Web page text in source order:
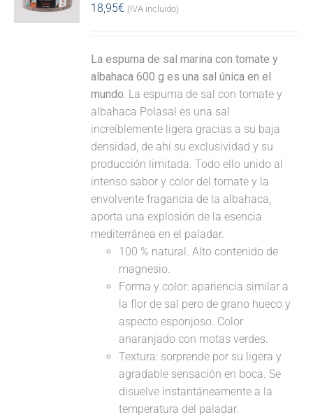
18,95€ (IVA incluido)
La espuma de sal marina con tomate y
albahaca 600 g es una sal única en el
mundo. La espuma de sal con tomate y
albahaca Polasal es una sal
increíblemente ligera gracias a su baja
densidad, de ahí su exclusividad y su
producción limitada. Todo ello unido al
intenso sabor y color del tomate y la
envolvente fragancia de la albahaca,
aporta una explosión de la esencia
mediterránea en el paladar.
100 % natural. Alto contenido de
magnesio.
Forma y color: apariencia similar a
la flor de sal pero de grano hueco y
aspecto esponjoso. Color
anaranjado con motas verdes.
Textura: sorprende por su ligera y
agradable sensación en boca. Se
disuelve instantáneamente a la
temperatura del paladar.